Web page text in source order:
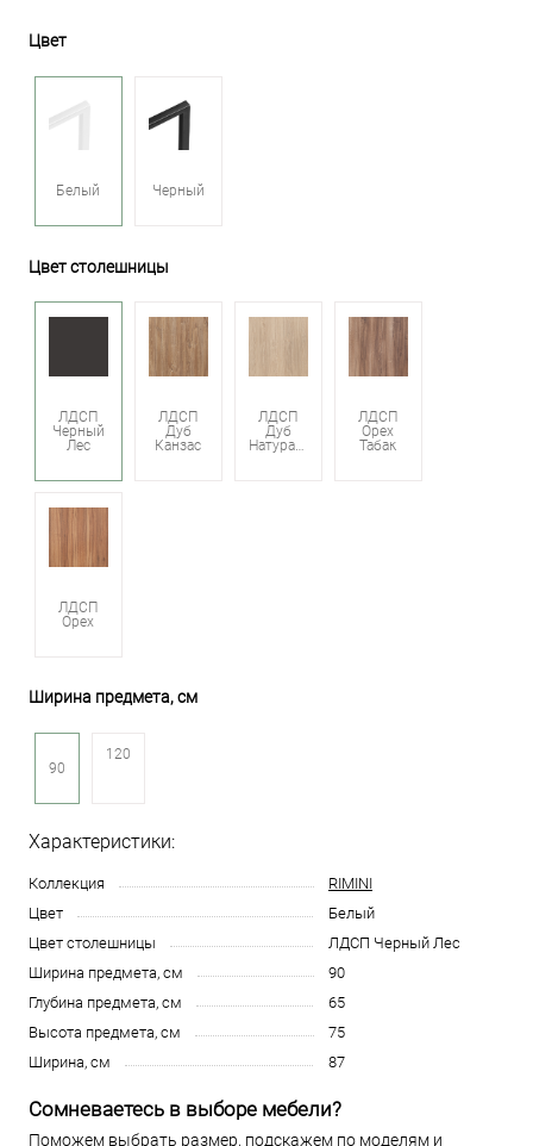
Цвет
Белый Черный
Цвет столешницы
ЛДСП
Черный
Лес
ЛДСП
Дуб
Канзас
ЛДСП
Дуб
Натуральный
ЛДСП
Орех
Табак
ЛДСП
Орех
Ширина предмета, см
90
120
Характеристики:
Коллекция
RIMINI
Цвет
Белый
Цвет столешницы
ЛДСП Черный Лес
Ширина предмета, см
90
Глубина предмета, см
65
Высота предмета, см
75
Ширина, см
87
Сомневаетесь в выборе мебели?
Поможем выбрать размер, подскажем по моделям и